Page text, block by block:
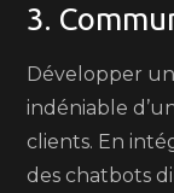
3.
Développer
indéniable
clients. En
des chatbots